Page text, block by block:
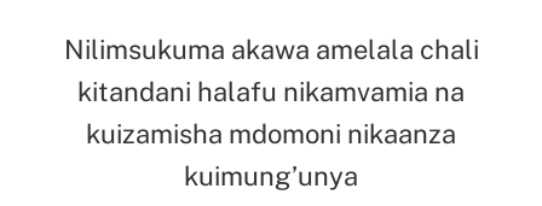
Nilimsukuma akawa amelala chali
kitandani halafu nikamvamia na
kuizamisha mdomoni nikaanza
kuimung’unya